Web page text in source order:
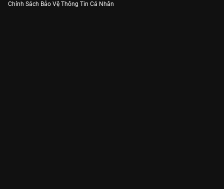
Chính Sách Bảo Vệ Thông Tin Cá Nhân